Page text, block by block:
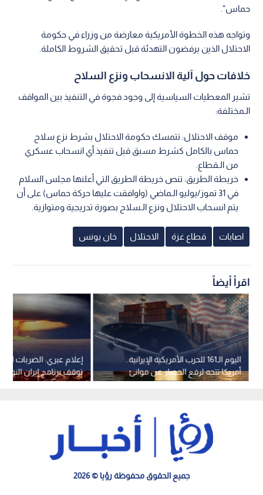
حماس".
وتواجه هذه الخطوة الأمريكية معارضة من وزراء في حكومة
الاحتلال الذين يرفضون التهدئة قبل تحقيق الشروط الكاملة.
خلافات حول آلية الانسحاب ونزع السلاح
تشير المعطيات السياسية إلى وجود فجوة في التنفيذ بين المواقف
الـمختلفة:
موقف الاحتلال: تتمسك حكومة الاحتلال بشرط نزع سلاح
حماس بالكامل كشرط مسبق قبل تنفيذ أي انسحاب عسكري
من الـقطاع.
خريطة الطريق: تنص خريطة الطريق التي أعلنها مجلس السلام
في 31 تموز/يوليو الـماضي (واوافقت عليها حركة حماس) على أن
يتم انسحاب الاحتلال ونزع الـسلاح بصورة تدريجية ومتوازية.
اصابات قطاع غزة الاحتلال خان يونس
اقرأ أيضاً
إعلام عبري: الضربات
توقف برنامج إيران
قادرة على إنتاج قنبلة
اليوم الـ161 للحرب الأمريكية الإيرانية..
أمريكا تتجه لرفع الحصار عن موانئ
إيران
جميع الحقوق محفوظة رؤيا © 2026